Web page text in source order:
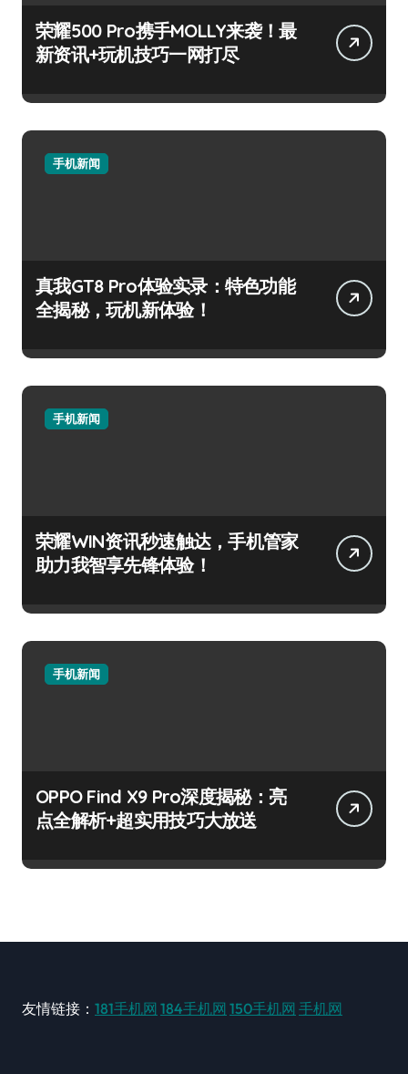
荣耀500 Pro携手MOLLY来袭！最
新资讯+玩机技巧一网打尽
手机新闻
真我GT8 Pro体验实录：特色功能
全揭秘，玩机新体验！
手机新闻
荣耀WIN资讯秒速触达，手机管家
助力我智享先锋体验！
手机新闻
OPPO Find X9 Pro深度揭秘：亮
点全解析+超实用技巧大放送
友情链接： 181手机网 184手机网 150手机网 手机网